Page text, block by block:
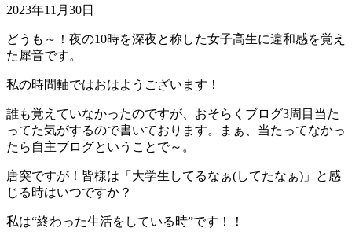
2023年11月30日
どうも～！夜の10時を深夜と称した女子高生に違和感を覚え
た犀音です。
私の時間軸ではおはようございます！
誰も覚えていなかったのですが、おそらくブログ3周目当た
ってた気がするので書いております。まぁ、当たってなかっ
たら自主ブログということで～。
唐突ですが！皆様は「大学生してるなぁ(してたなぁ)」と感
じる時はいつですか？
私は“終わった生活をしている時”です！！